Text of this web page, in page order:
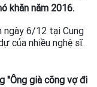
khăn năm 2016.
ngày 6/12 tại Cung
của nhiều nghệ sĩ.
"Ông già cõng vợ đi